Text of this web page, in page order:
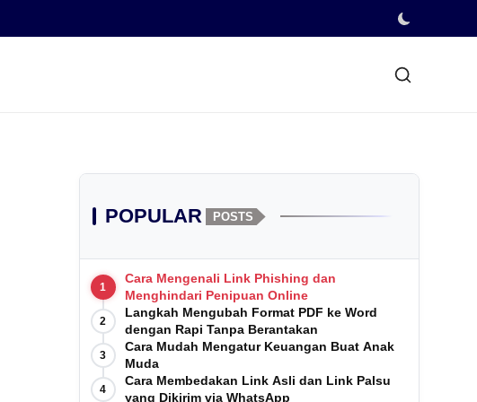
POPULAR POSTS
1
Cara Mengenali Link Phishing dan
Menghindari Penipuan Online
2
Langkah Mengubah Format PDF ke Word
dengan Rapi Tanpa Berantakan
3
Cara Mudah Mengatur Keuangan Buat Anak
Muda
4
Cara Membedakan Link Asli dan Link Palsu
yang Dikirim via WhatsApp